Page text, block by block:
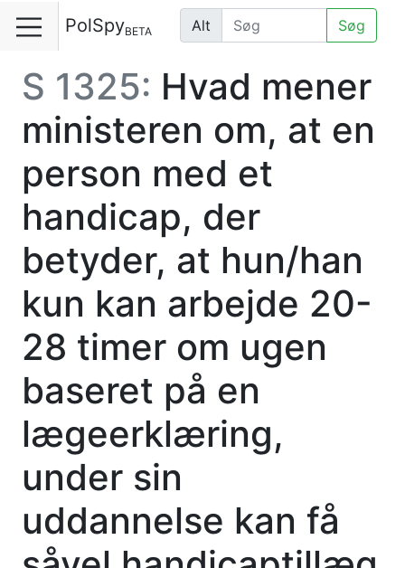
PolSpyBETA Alt Søg
S 1325: Hvad mener
ministeren om, at en
person med et
handicap, der
betyder, at hun/han
kun kan arbejde 20-
28 timer om ugen
baseret på en
lægeerklæring,
under sin
uddannelse kan få